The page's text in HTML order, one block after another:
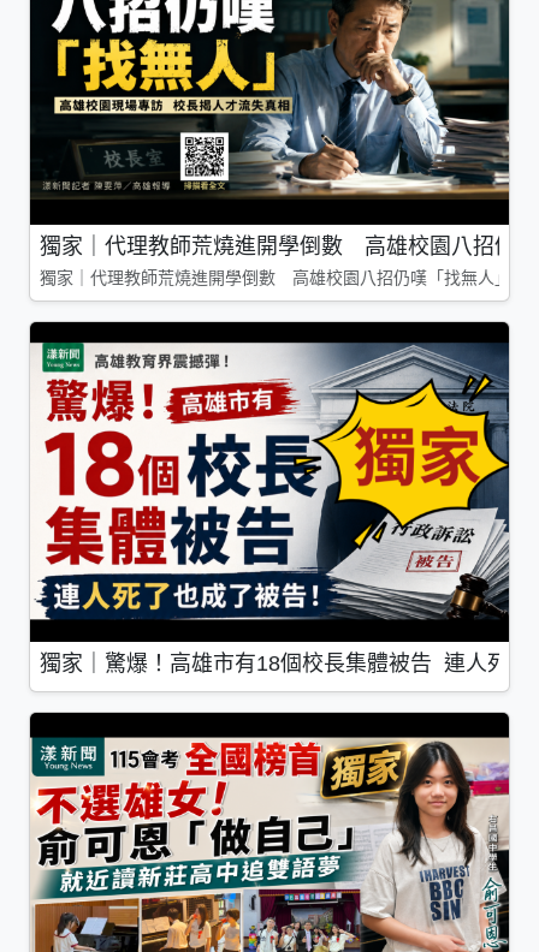
獨家｜代理教師荒燒進開學倒數 高雄校園八招仍
獨家｜代理教師荒燒進開學倒數 高雄校園八招仍嘆「找無人」
獨家｜驚爆！高雄市有18個校長集體被告 連人死了